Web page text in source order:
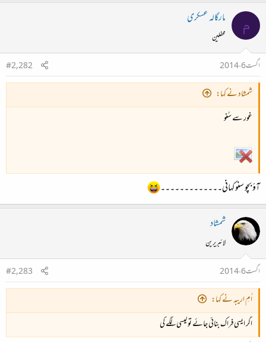
م مارگالہ عسکری
محفلین
اگست 6، 2014
#2,282
شمشاد نے کہا:
غور سے سُنو
آؤ بچو سنو کہانی۔۔۔۔۔۔۔۔۔۔۔۔۔
شمشاد
لائبریرین
اگست 6، 2014
#2,283
اُمِ اریبہ نے کہا:
اگر ایسی فراک بنائی جائے تو کیسی لگے گی